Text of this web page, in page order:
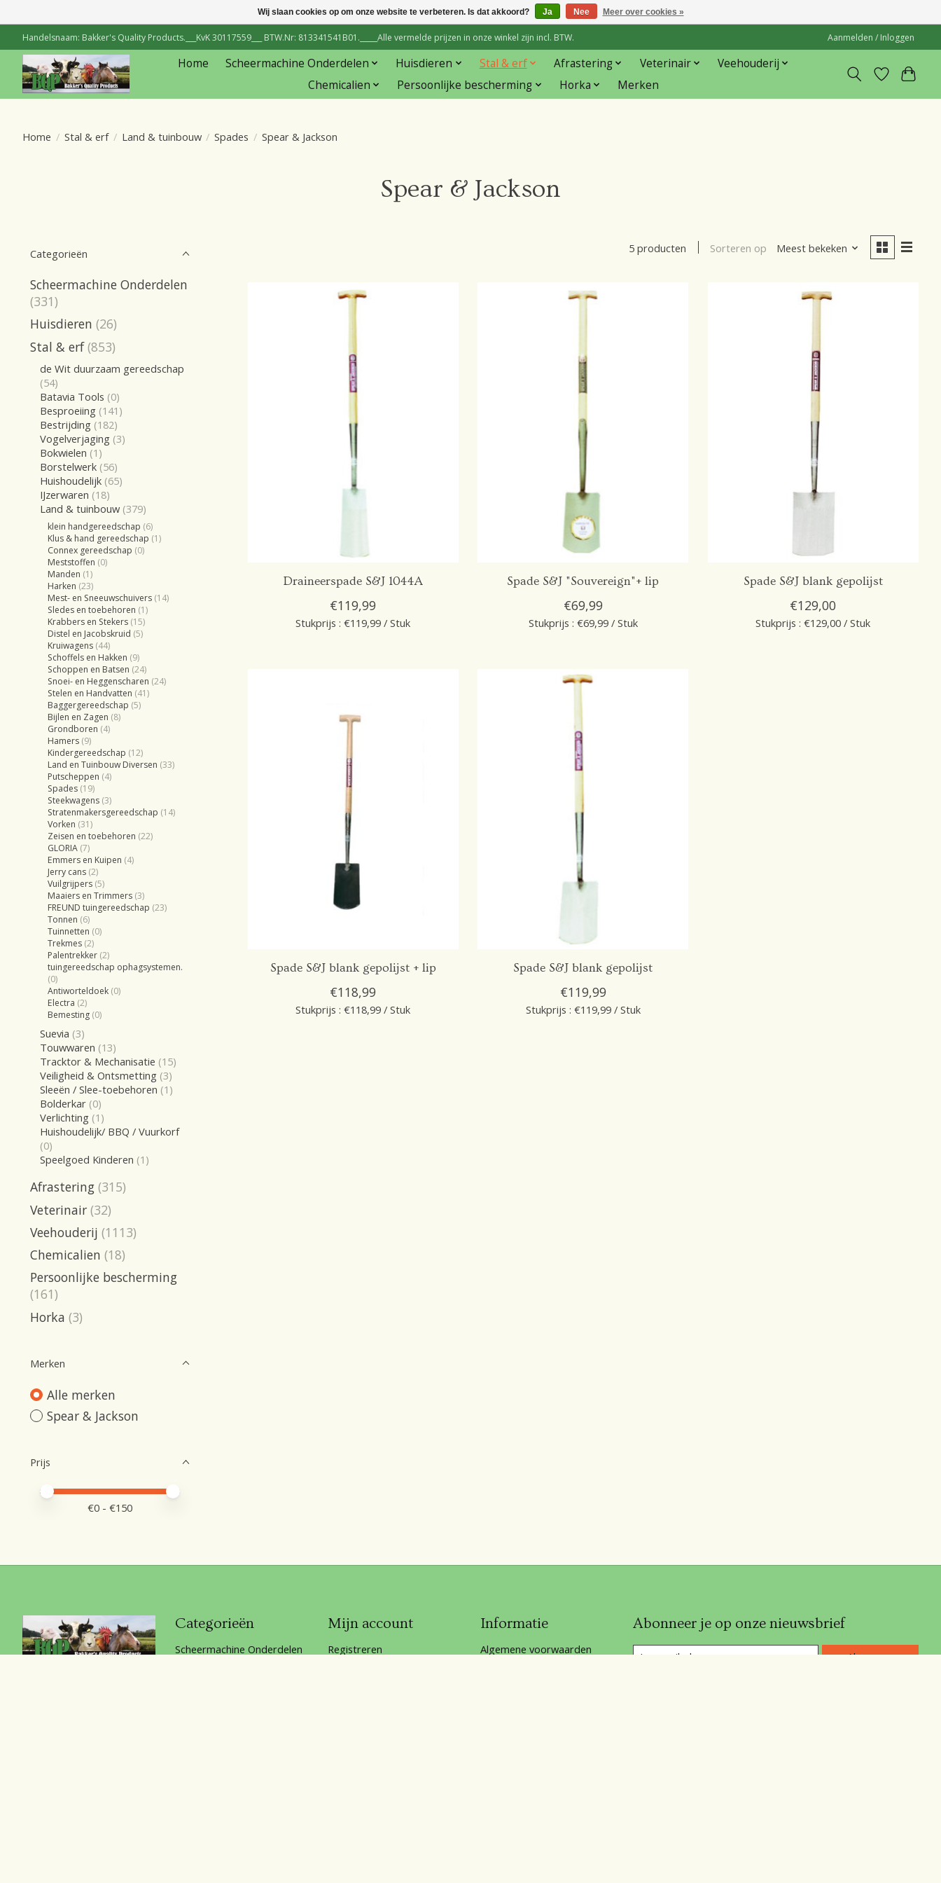
Handelsnaam: Bakker's Quality Products.___KvK 30117559___ BTW.Nr: 813341541B01._____Alle vermelde prijzen in onze winkel zijn incl. BTW. Aanmelden / Inloggen
Home Scheermachine Onderdelen Huisdieren Stal & erf Afrastering Veterinair
Veehouderij
Chemicalien
Persoonlijke bescherming Horka Merken
Home / Stal & erf / Land & tuinbouw / Spades / Spear & Jackson
Spear & Jackson
Categorieën
Scheermachine Onderdelen
(331)
Huisdieren (26)
Stal & erf (853)
de Wit duurzaam gereedschap
(54)
Batavia Tools (0)
Besproeiing (141)
Bestrijding (182)
Vogelverjaging (3)
Bokwielen (1)
Borstelwerk (56)
Huishoudelijk (65)
IJzerwaren (18)
Land & tuinbouw (379)
klein handgereedschap (6)
Klus & hand gereedschap (1)
Connex gereedschap (0)
Meststoffen (0)
Manden (1)
Harken (23)
Mest- en Sneeuwschuivers (14)
Sledes en toebehoren (1)
Krabbers en Stekers (15)
Distel en Jacobskruid (5)
Kruiwagens (44)
Schoffels en Hakken (9)
Schoppen en Batsen (24)
Snoei- en Heggenscharen (24)
Stelen en Handvatten (41)
Baggergereedschap (5)
Bijlen en Zagen (8)
Grondboren (4)
Hamers (9)
Kindergereedschap (12)
Land en Tuinbouw Diversen (33)
Putscheppen (4)
Spades (19)
Steekwagens (3)
Stratenmakersgereedschap (14)
Vorken (31)
Zeisen en toebehoren (22)
GLORIA (7)
Emmers en Kuipen (4)
Jerry cans (2)
Vuilgrijpers (5)
Maaiers en Trimmers (3)
FREUND tuingereedschap (23)
Tonnen (6)
Tuinnetten (0)
Trekmes (2)
Palentrekker (2)
tuingereedschap ophagsystemen.
(0)
Antiworteldoek (0)
Electra (2)
Bemesting (0)
Suevia (3)
Touwwaren (13)
Tracktor & Mechanisatie (15)
Veiligheid & Ontsmetting (3)
Sleeën / Slee-toebehoren (1)
Bolderkar (0)
Verlichting (1)
Huishoudelijk/ BBQ / Vuurkorf
(0)
Speelgoed Kinderen (1)
Afrastering (315)
Veterinair (32)
Veehouderij (1113)
Chemicalien (18)
Persoonlijke bescherming
(161)
Horka (3)
Merken
Alle merken
Spear & Jackson
Prijs
Minimale prijswaarde
Price maximum value
€0 - €150
5 producten Sorteren op Meest bekeken
Draineerspade S&J 1044A
€119,99
Stukprijs : €119,99 / Stuk
Spade S&J "Souvereign"+ lip
€69,99
Stukprijs : €69,99 / Stuk
Spade S&J blank gepolijst
€129,00
Stukprijs : €129,00 / Stuk
Spade S&J blank gepolijst + lip
€118,99
Stukprijs : €118,99 / Stuk
Spade S&J blank gepolijst
€119,99
Stukprijs : €119,99 / Stuk
Categorieën
Scheermachine Onderdelen
Mijn account
Registreren
Informatie
Algemene voorwaarden
Abonneer je op onze nieuwsbrief
Abonneer
Wij slaan cookies op om onze website te verbeteren. Is dat akkoord? Ja Nee Meer over cookies »